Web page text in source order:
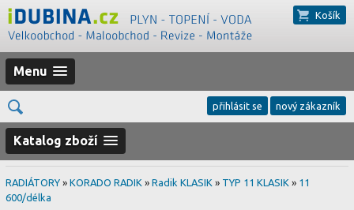
Košík
Menu
přihlásit se nový zákazník
Katalog zboží
RADIÁTORY » KORADO RADIK » Radik KLASIK » TYP 11 KLASIK » 11
600/délka